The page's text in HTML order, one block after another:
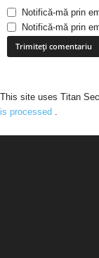
Notifică-mă prin
Notifică-mă prin
This site uses Titan
is processed